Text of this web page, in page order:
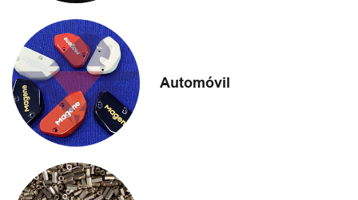
Automóvil